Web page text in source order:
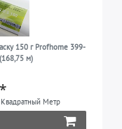
150 г Profhome 399-
м)
Метр